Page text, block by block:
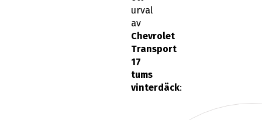
urval
av
Chevrolet
Transport
17
tums
vinterdäck: